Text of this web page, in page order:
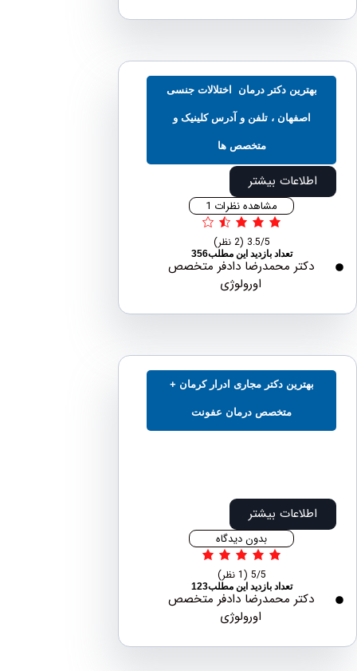
بهترین دکتر درمان اختلالات جنسی
اصفهان ، تلفن و آدرس کلینیک و
متخصص ها
اطلاعات بیشتر
مشاهده نظرات 1
تعداد بازدید این مطلب356
دکتر محمدرضا دادفر متخصص
اورولوژی
بهترین دکتر مجاری ادرار کرمان +
متخصص درمان عفونت
اطلاعات بیشتر
بدون دیدگاه
تعداد بازدید این مطلب123
دکتر محمدرضا دادفر متخصص
اورولوژی